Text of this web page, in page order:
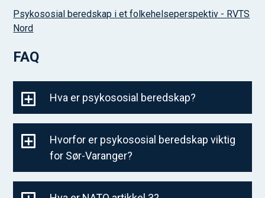
Psykososial beredskap i et folkehelseperspektiv - RVTS
Nord
FAQ
Hva er psykososial beredskap?
Hvorfor er psykososial beredskap viktig
for Sør-Varanger?